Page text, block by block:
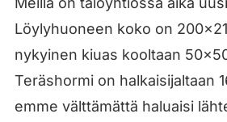
Löylyhuoneen koko on
nykyinen kiuas kooltaan
Teräshormi on halkaisijaltaan
emme välttämättä haluaisi